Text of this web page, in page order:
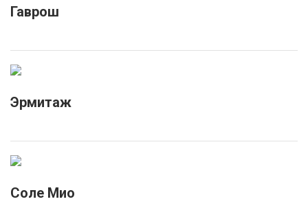
Гаврош
Эрмитаж
Соле Мио